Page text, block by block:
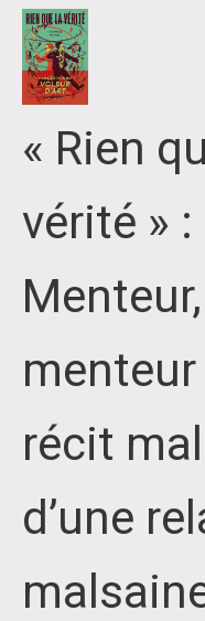
« Rien
vérité » :
Menteur,
menteur
récit
d’une